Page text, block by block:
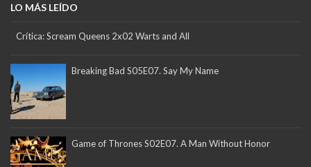
LO MÁS LEÍDO
Crítica: Scream Queens 2x02 Warts and All
Breaking Bad S05E07. Say My Name
Game of Thrones S02E07. A Man Without Honor